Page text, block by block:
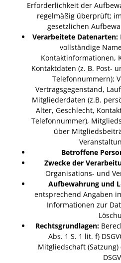
Erforderlichkeit der
regelmäßig überprüft;
gesetzlichen
Verarbeitete Datenarten:
vollständige
Kontaktinformationen,
Kontaktdaten (z. B. Post-
Telefonnummern);
Vertragsgegenstand,
Mitgliederdaten (z.B.
Alter, Geschlecht,
Telefonnummer),
über
Betroffene
Zwecke der
Organisations- und
Aufbewahrung und
entsprechend Angaben
Informationen zur
Rechtsgrundlagen:
Abs. 1 S. 1 lit. f)
Mitgliedschaft (Satzung)